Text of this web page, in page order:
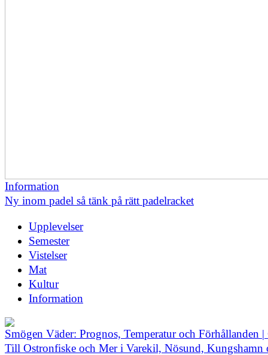
Information
Ny inom padel så tänk på rätt padelracket
Upplevelser
Semester
Vistelser
Mat
Kultur
Information
Smögen Väder: Prognos, Temperatur och Förhållanden |
Till Ostronfiske och Mer i Varekil, Nösund, Kungshamn